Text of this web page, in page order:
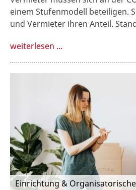
einem Stufenmodell beteiligen.
und Vermieter ihren Anteil.
weiterlesen ...
Einrichtung &